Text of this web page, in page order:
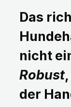
Das
nicht
Robust,
der